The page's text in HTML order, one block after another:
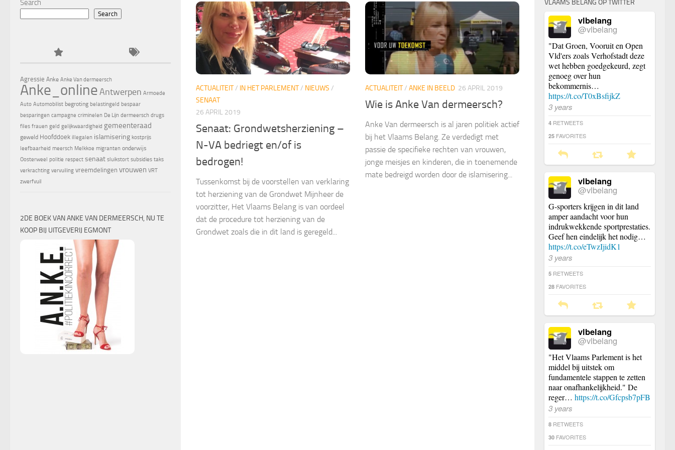
ACTUALITEIT/ IN HET PARLEMENT/ NIEUWS /
SENAAT
26 APRIL 2019
Senaat: Grondwetsherziening –
N-VA bedriegt en/of is
bedrogen!
Tussenkomst bij de voorstellen van verklaring
tot herziening van de Grondwet Mijnheer de
voorzitter, Het Vlaams Belang is van oordeel
dat de procedure tot herziening van de
Grondwet zoals die in dit land is geregeld...
ACTUALITEIT/ ANKE IN BEELD 26 APRIL 2019
Wie is Anke Van dermeersch?
Anke Van dermeersch is al jaren politiek actief
bij het Vlaams Belang. Ze verdedigt met
passie de specifieke rechten van vrouwen,
jonge meisjes en kinderen, die in toenemende
mate bedreigd worden door de islamisering...
Search
Search
Agressie Anke Anke Van dermeersch
Anke_onlineAntwerpen Armoede
Auto Automobilist begroting belastingeld bespaar
besparingen campagne criminelen De Lijn dermeersch drugs
files frauen geld gelijkwaardigheid gemeenteraad
geweld Hoofddoek illegalen islamisering kostprijs
leefbaarheid meersch Melkkoe migranten onderwijs
Oosterweel politie respect senaat sluikstort subsidies taks
verkrachting vervuiling vreemdelingen vrouwen VRT
zwerfvuil
2DE BOEK VAN ANKE VAN DERMEERSCH, NU TE
KOOP BIJ UITGEVERIJ EGMONT
VLAAMS BELANG OP TWITTER
vlbelang
@vlbelang
"Dat Groen, Vooruit en Open
Vld'ers zoals Verhofstadt deze
wet hebben goedgekeurd, zegt
genoeg over hun
bekommernis…
https://t.co/T0xBsfijkZ
3 years
4 RETWEETS
25 FAVORITES
vlbelang
@vlbelang
G-sporters krijgen in dit land
amper aandacht voor hun
indrukwekkende sportprestaties.
Geef hen eindelijk het nodig…
https://t.co/eTwzIjidK1
3 years
5 RETWEETS
28 FAVORITES
vlbelang
@vlbelang
"Het Vlaams Parlement is het
middel bij uitstek om
fundamentele stappen te zetten
naar onafhankelijkheid." De
reger… https://t.co/Gfcpsb7pFB
3 years
8 RETWEETS
30 FAVORITES